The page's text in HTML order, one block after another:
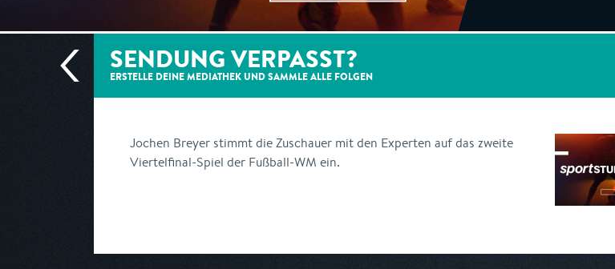
SENDUNG VERPASST?
ERSTELLE DEINE MEDIATHEK UND SAMMLE ALLE FOLGEN
Jochen Breyer stimmt die Zuschauer mit den Experten auf das zweite
Viertelfinal-Spiel der Fußball-WM ein.